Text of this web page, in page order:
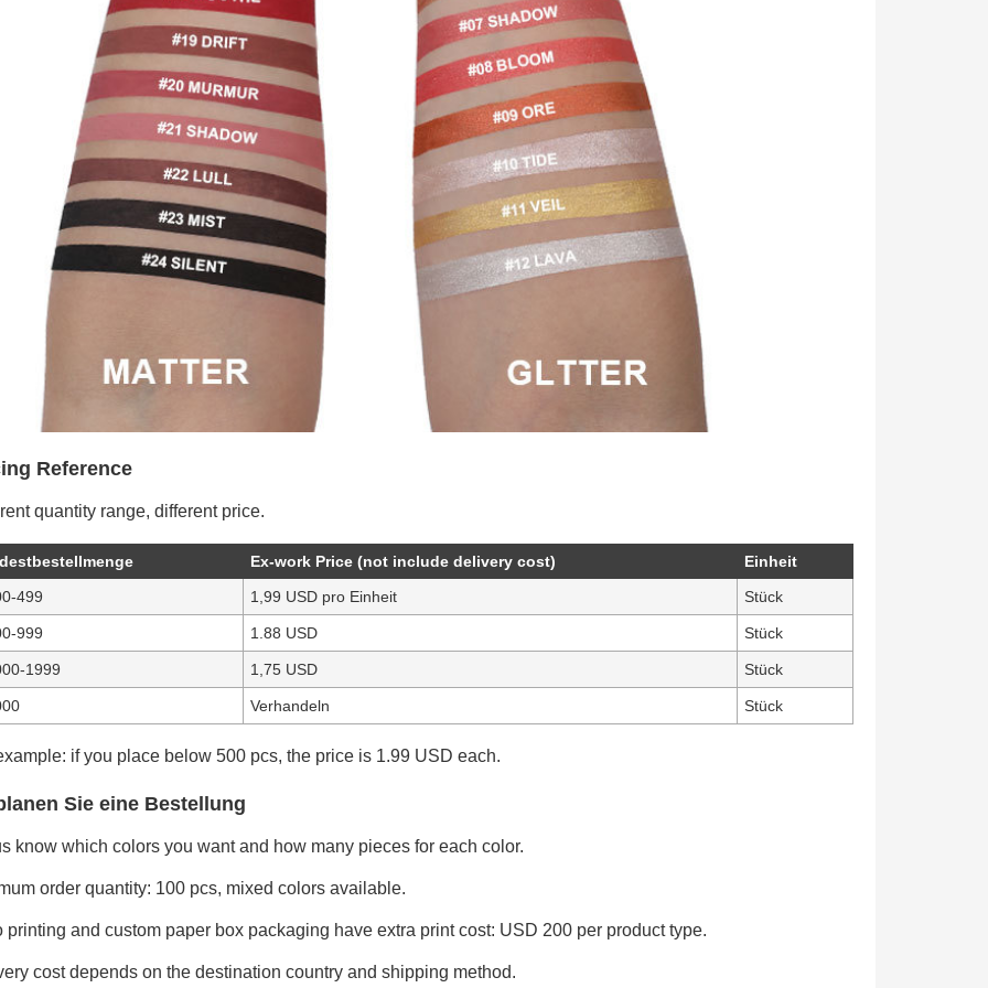
Reference
quantity range, different price.
Ex-work Price (not include delivery cost)
Einheit
499
1,99 USD pro Einheit Stück
999 1.88 USD Stück
1999 1,75 USD Stück
Verhandeln Stück
if you place below 500 pcs, the price is 1.99 USD each.
Sie eine Bestellung
know which colors you want and how many pieces for each color.
order quantity: 100 pcs, mixed colors available.
printing and custom paper box packaging have extra print cost: USD 200 per product type.
cost depends on the destination country and shipping method.